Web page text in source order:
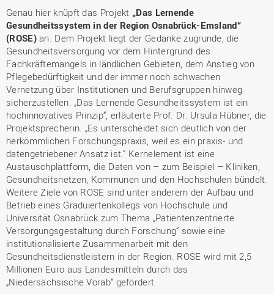
Genau hier knüpft das Projekt „Das Lernende
Gesundheitssystem in der Region Osnabrück-Emsland“
(ROSE)an. Dem Projekt liegt der Gedanke zugrunde, die
Gesundheitsversorgung vor dem Hintergrund des
Fachkräftemangels in ländlichen Gebieten, dem Anstieg von
Pflegebedürftigkeit und der immer noch schwachen
Vernetzung über Institutionen und Berufsgruppen hinweg
sicherzustellen. „Das Lernende Gesundheitssystem ist ein
hochinnovatives Prinzip“, erläuterte Prof. Dr. Ursula Hübner, die
Projektsprecherin. „Es unterscheidet sich deutlich von der
herkömmlichen Forschungspraxis, weil es ein praxis‐ und
datengetriebener Ansatz ist.“ Kernelement ist eine
Austauschplattform, die Daten von – zum Beispiel – Kliniken,
Gesundheitsnetzen, Kommunen und den Hochschulen bündelt.
Weitere Ziele von ROSE sind unter anderem der Aufbau und
Betrieb eines Graduiertenkollegs von Hochschule und
Universität Osnabrück zum Thema „Patientenzentrierte
Versorgungsgestaltung durch Forschung“ sowie eine
institutionalisierte Zusammenarbeit mit den
Gesundheitsdienstleistern in der Region. ROSE wird mit 2,5
Millionen Euro aus Landesmitteln durch das
„Niedersächsische Vorab“ gefördert.